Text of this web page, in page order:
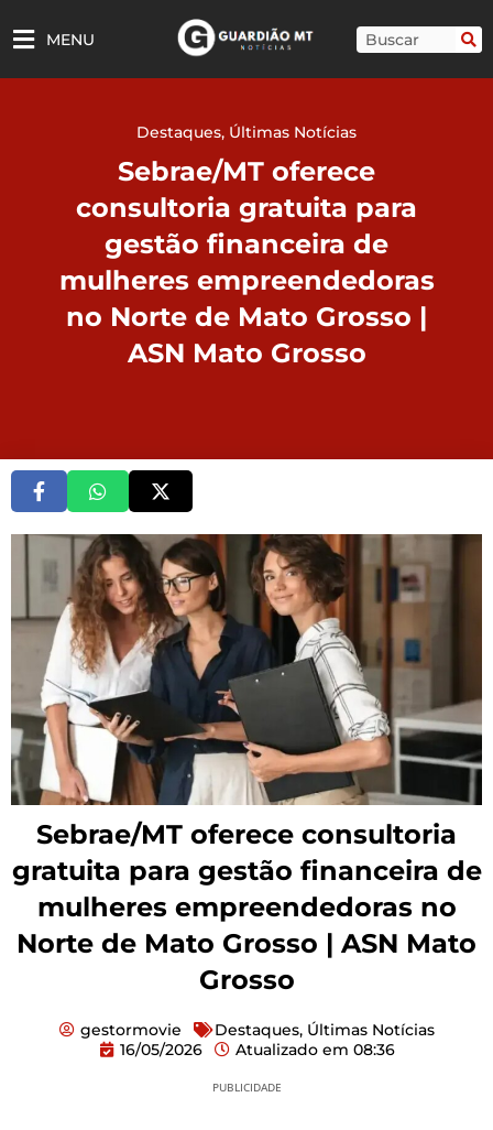
para
MENU Pesquisar
Destaques, Últimas Notícias
Sebrae/MT oferece
consultoria gratuita para
gestão financeira de
mulheres empreendedoras
no Norte de Mato Grosso |
ASN Mato Grosso
Sebrae/MT oferece consultoria
gratuita para gestão financeira de
mulheres empreendedoras no
Norte de Mato Grosso | ASN Mato
Grosso
gestormovie Destaques, Últimas Notícias
16/05/2026
Atualizado em 08:36
PUBLICIDADE